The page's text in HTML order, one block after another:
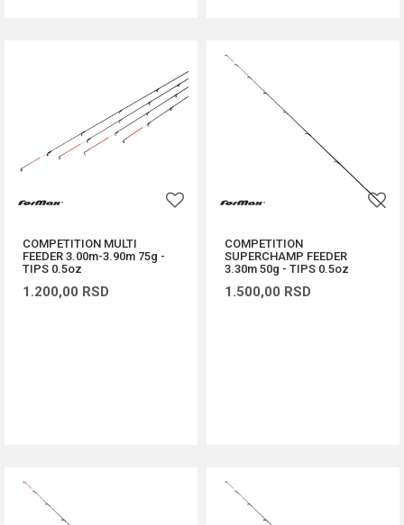
COMPETITION MULTI
FEEDER 3.00m-3.90m 75g -
TIPS 0.5oz
1.200,00 RSD
COMPETITION
SUPERCHAMP FEEDER
3.30m 50g - TIPS 0.5oz
1.500,00 RSD